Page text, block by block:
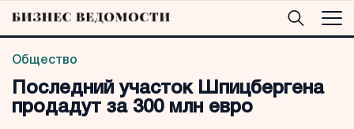
Общество
Последний участок Шпицбергена
продадут за 300 млн евро